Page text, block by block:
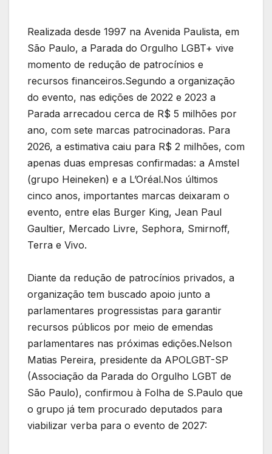
Realizada desde 1997 na Avenida Paulista, em
São Paulo, a Parada do Orgulho LGBT+ vive
momento de redução de patrocínios e
recursos financeiros.Segundo a organização
do evento, nas edições de 2022 e 2023 a
Parada arrecadou cerca de R$ 5 milhões por
ano, com sete marcas patrocinadoras. Para
2026, a estimativa caiu para R$ 2 milhões, com
apenas duas empresas confirmadas: a Amstel
(grupo Heineken) e a L’Oréal.Nos últimos
cinco anos, importantes marcas deixaram o
evento, entre elas Burger King, Jean Paul
Gaultier, Mercado Livre, Sephora, Smirnoff,
Terra e Vivo.
Diante da redução de patrocínios privados, a
organização tem buscado apoio junto a
parlamentares progressistas para garantir
recursos públicos por meio de emendas
parlamentares nas próximas edições.Nelson
Matias Pereira, presidente da APOLGBT-SP
(Associação da Parada do Orgulho LGBT de
São Paulo), confirmou à Folha de S.Paulo que
o grupo já tem procurado deputados para
viabilizar verba para o evento de 2027: